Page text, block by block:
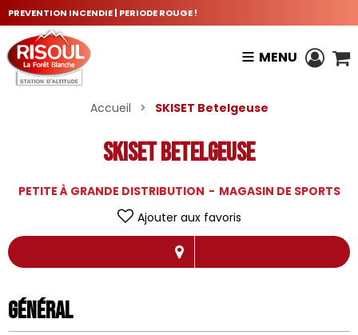
PREVENTION INCENDIE | PERIODE ROUGE !
MENU
Accueil > SKISET Betelgeuse
SKISET Betelgeuse
PETITE À GRANDE DISTRIBUTION
MAGASIN DE SPORTS
Ajouter aux favoris
Général